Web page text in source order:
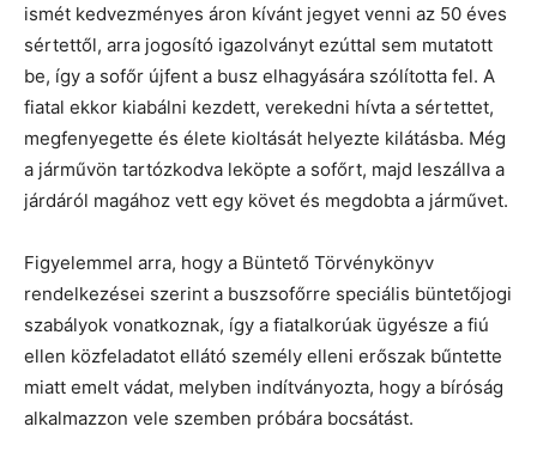
ismét kedvezményes áron kívánt jegyet venni az 50 éves
sértettől, arra jogosító igazolványt ezúttal sem mutatott
be, így a sofőr újfent a busz elhagyására szólította fel. A
fiatal ekkor kiabálni kezdett, verekedni hívta a sértettet,
megfenyegette és élete kioltását helyezte kilátásba. Még
a járművön tartózkodva leköpte a sofőrt, majd leszállva a
járdáról magához vett egy követ és megdobta a járművet.
Figyelemmel arra, hogy a Büntető Törvénykönyv
rendelkezései szerint a buszsofőrre speciális büntetőjogi
szabályok vonatkoznak, így a fiatalkorúak ügyésze a fiú
ellen közfeladatot ellátó személy elleni erőszak bűntette
miatt emelt vádat, melyben indítványozta, hogy a bíróság
alkalmazzon vele szemben próbára bocsátást.